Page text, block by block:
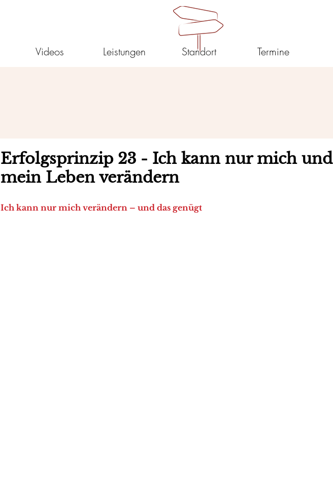
Videos Leistungen Standort Termine
Erfolgsprinzip 23 - Ich kann nur mich und
mein Leben verändern
Ich kann nur mich verändern – und das genügt